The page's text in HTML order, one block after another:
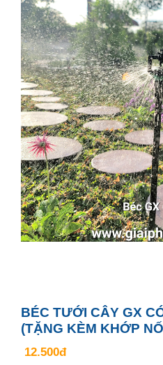
BÉC TƯỚI CÂY GX
(TẶNG KÈM KHỚP
12.500đ